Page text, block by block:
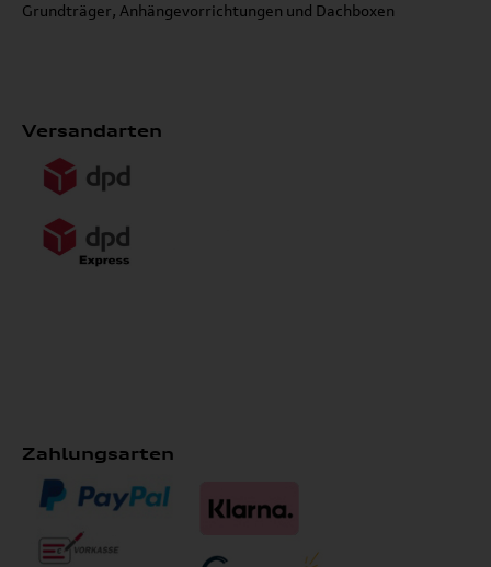
Grundträger, Anhängevorrichtungen und Dachboxen
Versandarten
Zahlungsarten